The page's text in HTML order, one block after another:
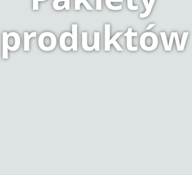
produktów